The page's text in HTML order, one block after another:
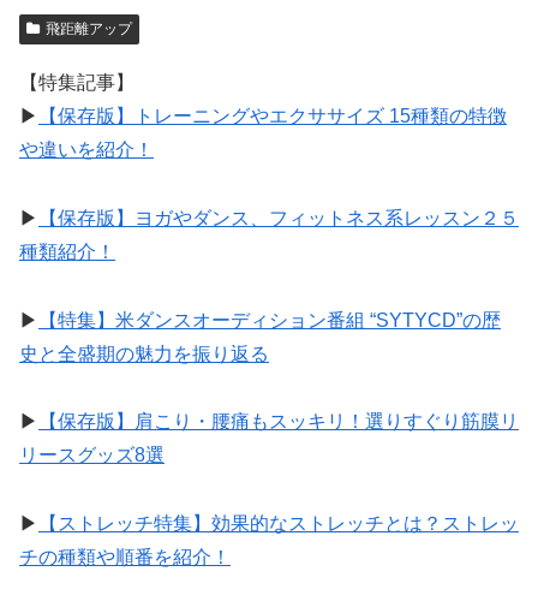
飛距離アップ
【特集記事】
▶︎
【保存版】トレーニングやエクササイズ 15種類の特徴
や違いを紹介！
▶︎
【保存版】ヨガやダンス、フィットネス系レッスン２５
種類紹介！
▶︎
【特集】米ダンスオーディション番組 “SYTYCD”の歴
史と全盛期の魅力を振り返る
▶︎
【保存版】肩こり・腰痛もスッキリ！選りすぐり筋膜リ
リースグッズ8選
▶︎
【ストレッチ特集】効果的なストレッチとは？ストレッ
チの種類や順番を紹介！